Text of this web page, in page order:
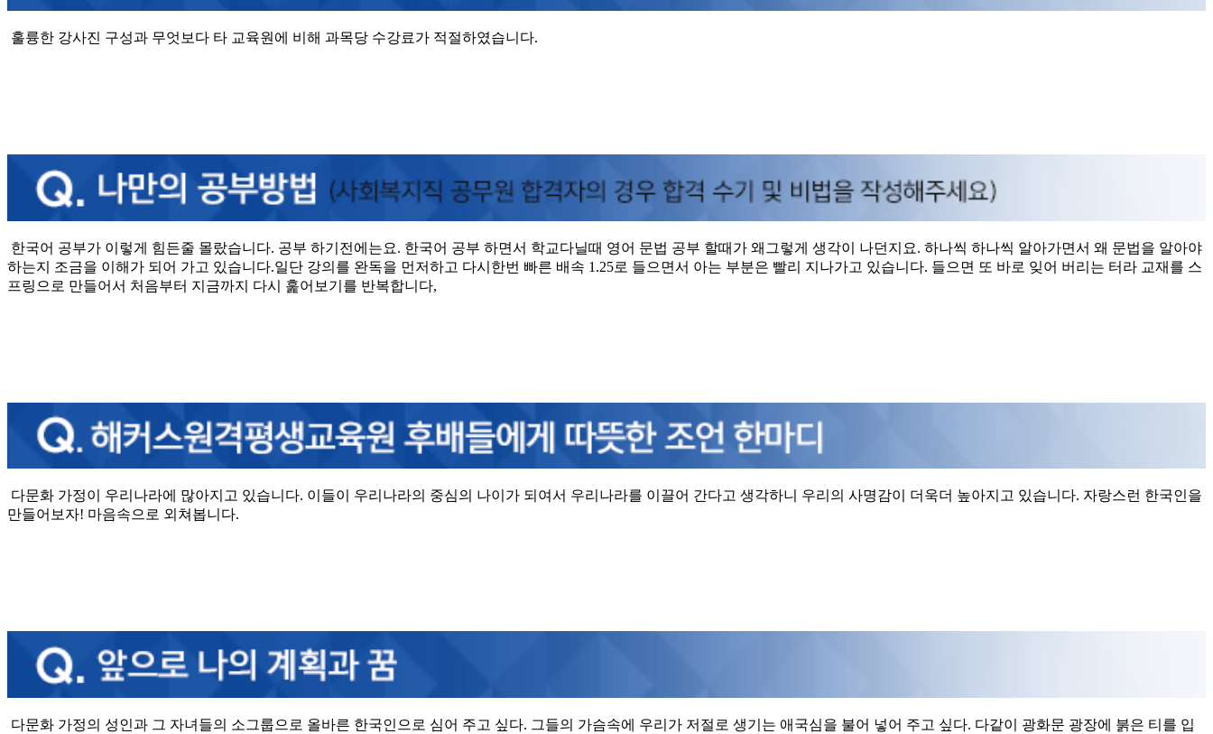
훌륭한 강사진 구성과 무엇보다 타 교육원에 비해 과목당 수강료가 적절하였습니다.
한국어 공부가 이렇게 힘든줄 몰랐습니다. 공부 하기전에는요. 한국어 공부 하면서 학교다닐때 영어 문법 공부 할때가 왜그렇게 생각이 나던지요. 하나씩 하나씩 알아가면서 왜 문법을 알아야
하는지 조금을 이해가 되어 가고 있습니다.일단 강의를 완독을 먼저하고 다시한번 빠른 배속 1.25로 들으면서 아는 부분은 빨리 지나가고 있습니다. 들으면 또 바로 잊어 버리는 터라 교재를 스
프링으로 만들어서 처음부터 지금까지 다시 훑어보기를 반복합니다,
다문화 가정이 우리나라에 많아지고 있습니다. 이들이 우리나라의 중심의 나이가 되여서 우리나라를 이끌어 간다고 생각하니 우리의 사명감이 더욱더 높아지고 있습니다. 자랑스런 한국인을
만들어보자! 마음속으로 외쳐봅니다.
다문화 가정의 성인과 그 자녀들의 소그룹으로 올바른 한국인으로 심어 주고 싶다. 그들의 가슴속에 우리가 저절로 생기는 애국심을 불어 넣어 주고 싶다. 다같이 광화문 광장에 붉은 티를 입